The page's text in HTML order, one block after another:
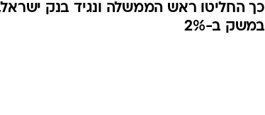
כך החליטו ראש הממשלה ונגיד בנק
במשק ב-2%